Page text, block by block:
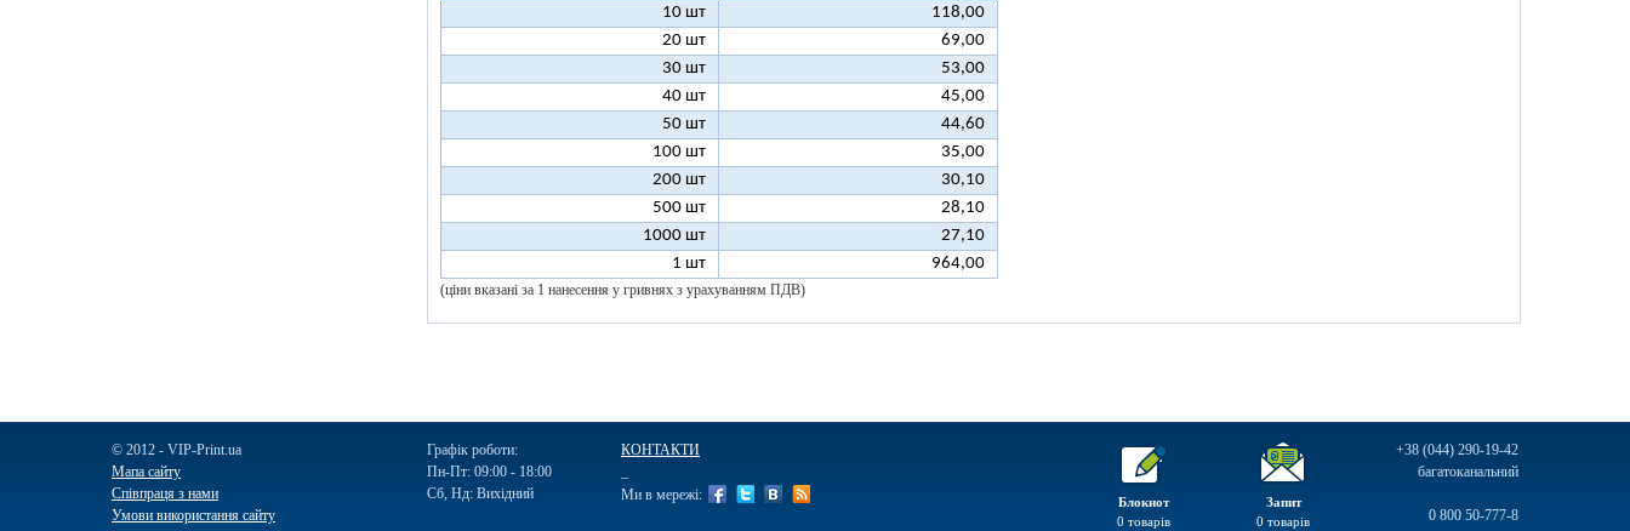
10 шт
118,00
20 шт
69,00
30 шт
53,00
40 шт
45,00
50 шт
44,60
100 шт
35,00
200 шт
30,10
500 шт
28,10
1000 шт
27,10
1 шт
964,00
(ціни вказані за 1 нанесення у гривнях з урахуванням ПДВ)
+38 (044) 290-19-42
багатоканальний
0 800 50-777-8
Запит
0 товарів
Блокнот
0 товарів
© 2012 - VIP-Print.ua
Мапа сайту
Співпраця з нами
Умови використання сайту
Графік роботи:
Пн-Пт: 09:00 - 18:00
Сб, Нд: Вихідний
КОНТАКТИ
Ми в мережі: